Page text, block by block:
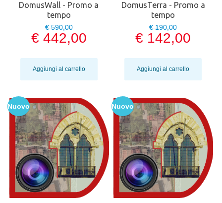
DomusWall - Promo a
tempo
€ 590,00
€ 442,00
Aggiungi al carrello
DomusTerra - Promo a
tempo
€ 190,00
€ 142,00
Aggiungi al carrello
Nuovo Nuovo